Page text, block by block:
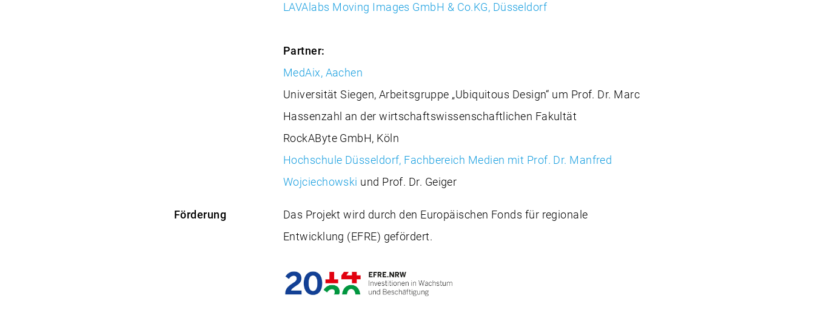
LAVAlabs Moving Images GmbH & Co.KG, Düsseldorf
Partner:
MedAix, Aachen
Universität Siegen, Arbeitsgruppe „Ubiquitous Design“ um Prof. Dr. Marc
Hassenzahl an der wirtschaftswissenschaftlichen Fakultät
RockAByte GmbH, Köln
Hochschule Düsseldorf, Fachbereich Medien mit Prof. Dr. Manfred
Wojciechowski und Prof. Dr. Geiger
Förderung
Das Projekt wird durch den Europäischen Fonds für regionale
Entwicklung (EFRE) gefördert.